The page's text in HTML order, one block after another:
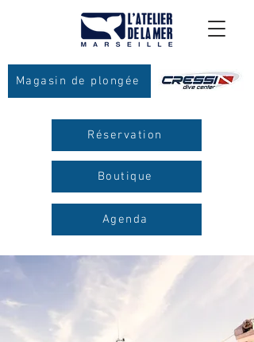
Réservation
Boutique
Agenda
Magasin de plongée